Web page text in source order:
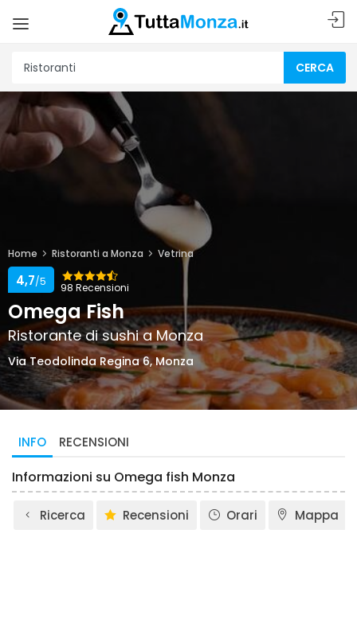
CERCA
Home Ristoranti a Monza Vetrina
98 Recensioni
4,7/5
Omega Fish
Ristorante di sushi a Monza
Via Teodolinda Regina 6, Monza
INFO RECENSIONI
Informazioni su Omega fish Monza
Ricerca Recensioni Orari Mappa